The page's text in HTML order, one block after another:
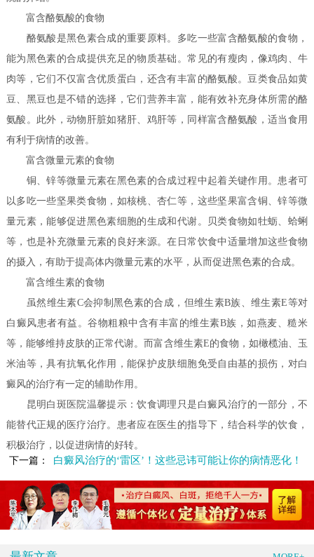
富含酪氨酸的食物
酪氨酸是黑色素合成的重要原料。多吃一些富含酪氨酸的食物，
能为黑色素的合成提供充足的物质基础。常见的有瘦肉，像鸡肉、牛
肉等，它们不仅富含优质蛋白，还含有丰富的酪氨酸。豆类食品如黄
豆、黑豆也是不错的选择，它们营养丰富，能有效补充身体所需的酪
氨酸。此外，动物肝脏如猪肝、鸡肝等，同样富含酪氨酸，适当食用
有利于病情的改善。
富含微量元素的食物
铜、锌等微量元素在黑色素的合成过程中起着关键作用。患者可
以多吃一些坚果类食物，如核桃、杏仁等，这些坚果富含铜、锌等微
量元素，能够促进黑色素细胞的生成和代谢。贝类食物如牡蛎、蛤蜊
等，也是补充微量元素的良好来源。在日常饮食中适量增加这些食物
的摄入，有助于提高体内微量元素的水平，从而促进黑色素的合成。
富含维生素的食物
虽然维生素C会抑制黑色素的合成，但维生素B族、维生素E等对
白癜风患者有益。谷物粗粮中含有丰富的维生素B族，如燕麦、糙米
等，能够维持皮肤的正常代谢。而富含维生素E的食物，如橄榄油、玉
米油等，具有抗氧化作用，能保护皮肤细胞免受自由基的损伤，对白
癜风的治疗有一定的辅助作用。
昆明白斑医院温馨提示：饮食调理只是白癜风治疗的一部分，不
能替代正规的医疗治疗。患者应在医生的指导下，结合科学的饮食，
积极治疗，以促进病情的好转。
下一篇：
白癜风治疗的‘雷区’！这些忌讳可能让你的病情恶化！